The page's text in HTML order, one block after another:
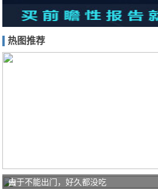
热图推荐
去
由于不能出门，好久都没吃